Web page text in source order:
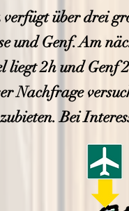
über drei
und Genf. Am
liegt 2h und Genf
Nachfrage
Bei